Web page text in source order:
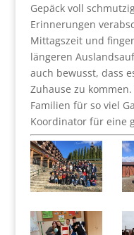
Gepäck voll
Erinnerungen
Mittagszeit und
längeren
auch bewusst, dass
Zuhause zu
Familien für so viel
Koordinator für eine